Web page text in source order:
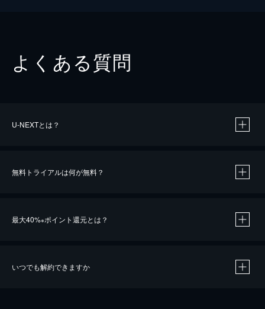
よくある質問
U-NEXTとは？
無料トライアルは何が無料？
最大40%※ポイント還元とは？
いつでも解約できますか